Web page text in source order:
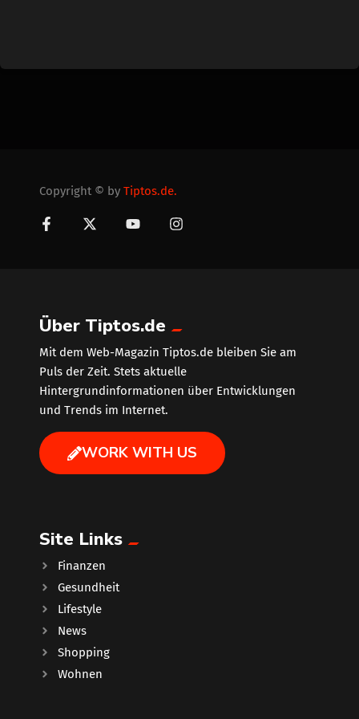
Copyright © by Tiptos.de.
Über Tiptos.de
Mit dem Web-Magazin Tiptos.de bleiben Sie am
Puls der Zeit. Stets aktuelle
Hintergrundinformationen über Entwicklungen
und Trends im Internet.
WORK WITH US
Site Links
Finanzen
Gesundheit
Lifestyle
News
Shopping
Wohnen